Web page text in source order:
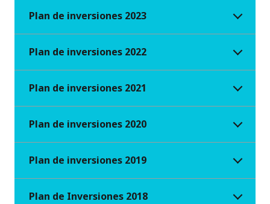
Plan de inversiones 2023
Plan de inversiones 2022
Plan de inversiones 2021
Plan de inversiones 2020
Plan de inversiones 2019
Plan de Inversiones 2018